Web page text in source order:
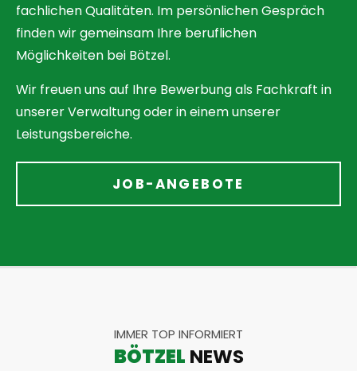
fachlichen Qualitäten. Im persönlichen Gespräch
finden wir gemeinsam Ihre beruflichen
Möglichkeiten bei Bötzel.
Wir freuen uns auf Ihre Bewerbung als Fachkraft in
unserer Verwaltung oder in einem unserer
Leistungsbereiche.
JOB-ANGEBOTE
IMMER TOP INFORMIERT
BÖTZEL NEWS